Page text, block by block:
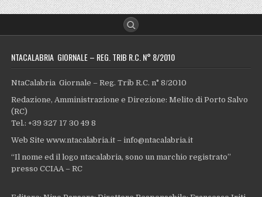
NTACALABRIA GIORNALE – REG. TRIB R.C. N° 8/2010
NtaCalabria Giornale – Reg. Trib R.C. n° 8/2010
Redazione, Amministrazione e Direzione: Melito di Porto Salvo
(RC)
Tel.: +39 327 17 30 49 8
Web Site www.ntacalabria.it – info@ntacalabria.it
“Il nome ed il logo ntacalabria, sono un marchio registrato”
presso CCIAA – RC